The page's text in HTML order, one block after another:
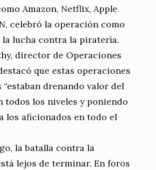
Amazon, Netflix, Apple
celebró la operación como
lucha contra la piratería.
director de Operaciones
que estas operaciones
drenando valor del
todos los niveles y poniendo
los aficionados en todo el
la batalla contra la
lejos de terminar. En foros